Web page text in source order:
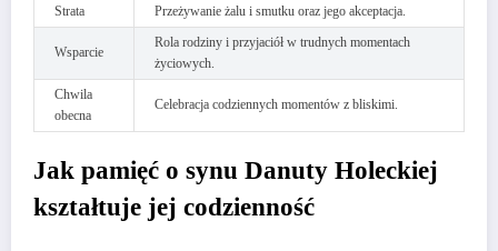
Strata
Przeżywanie żalu i smutku oraz jego akceptacja.
Wsparcie
Rola rodziny i przyjaciół w trudnych momentach
życiowych.
Chwila
obecna
Celebracja codziennych momentów z bliskimi.
Jak pamięć o synu Danuty Holeckiej
kształtuje jej codzienność